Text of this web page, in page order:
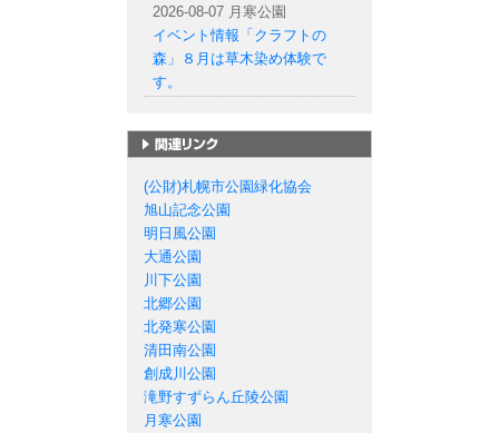
2026-08-07 月寒公園
イベント情報「クラフトの
森」８月は草木染め体験で
す。
(公財)札幌市公園緑化協会
旭山記念公園
明日風公園
大通公園
川下公園
北郷公園
北発寒公園
清田南公園
創成川公園
滝野すずらん丘陵公園
月寒公園